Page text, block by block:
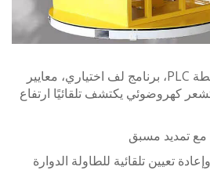
• تحكم قابل للبرمجة بواسطة PLC، برنامج لف اختياري، معايير
يكتشف تلقائيًا ارتفاع
مسبق
تلقائية للطاولة الدوارة